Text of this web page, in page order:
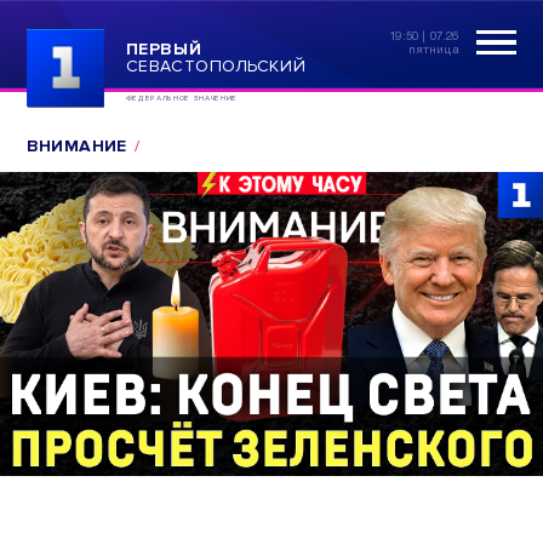
ПЕРВЫЙ
СЕВАСТОПОЛЬСКИЙ
ФЕДЕРАЛЬНОЕ ЗНАЧЕНИЕ
19:50 | 07.26
пятница
ВНИМАНИЕ